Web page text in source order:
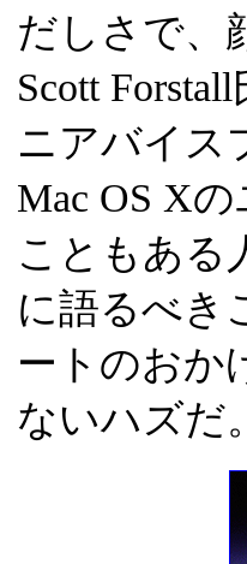
だしさで、
Scott
ニアバイス
Mac OS X
こともある
に語るべき
ートのおか
ないハズだ。